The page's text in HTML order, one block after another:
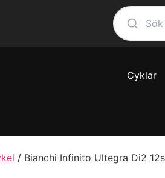
Cyklar
/ Bianchi Infinito Ultegra Di2 12s